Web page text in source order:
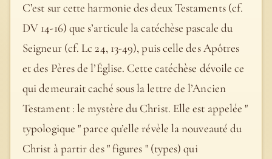
C’est sur cette harmonie des deux Testaments (cf.
DV 14-16) que s’articule la catéchèse pascale du
Seigneur (cf. Lc 24, 13-49), puis celle des Apôtres
et des Pères de l’Église. Cette catéchèse dévoile ce
qui demeurait caché sous la lettre de l’Ancien
Testament : le mystère du Christ. Elle est appelée "
typologique " parce qu’elle révèle la nouveauté du
Christ à partir des " figures " (types) qui